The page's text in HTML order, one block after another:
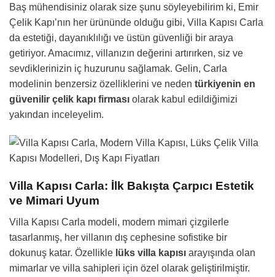
Baş mühendisiniz olarak size şunu söyleyebilirim ki, Emir
Çelik Kapı’nın her ürününde olduğu gibi, Villa Kapısı Carla
da estetiği, dayanıklılığı ve üstün güvenliği bir araya
getiriyor. Amacımız, villanızın değerini artırırken, siz ve
sevdiklerinizin iç huzurunu sağlamak. Gelin, Carla
modelinin benzersiz özelliklerini ve neden türkiyenin en
güvenilir çelik kapı firması olarak kabul edildiğimizi
yakından inceleyelim.
Villa Kapısı Carla: İlk Bakışta Çarpıcı Estetik
ve Mimari Uyum
Villa Kapısı Carla modeli, modern mimari çizgilerle
tasarlanmış, her villanın dış cephesine sofistike bir
dokunuş katar. Özellikle lüks villa kapısı arayışında olan
mimarlar ve villa sahipleri için özel olarak geliştirilmiştir.